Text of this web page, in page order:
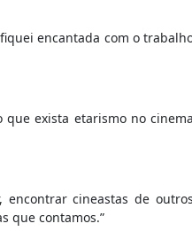
encantada com o
exista etarismo no cinema
cineastas de outros
que contamos.”